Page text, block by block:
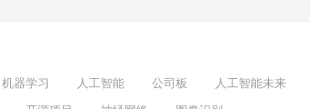
机器学习 人工智能 公司板 人工智能未来